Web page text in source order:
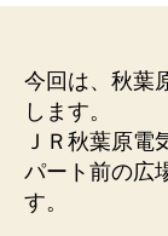
今回は、秋葉
します。
ＪＲ秋葉原電
パート前の広
す。